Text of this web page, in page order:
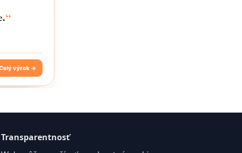
Transparentnosť